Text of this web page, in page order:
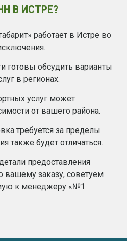
В ИСТРЕ?
работает в Истре во
готовы обсудить варианты
в регионах.
услуг может
от вашего района.
требуется за пределы
также будет отличаться.
предоставления
вашему заказу, советуем
к менеджеру «№1